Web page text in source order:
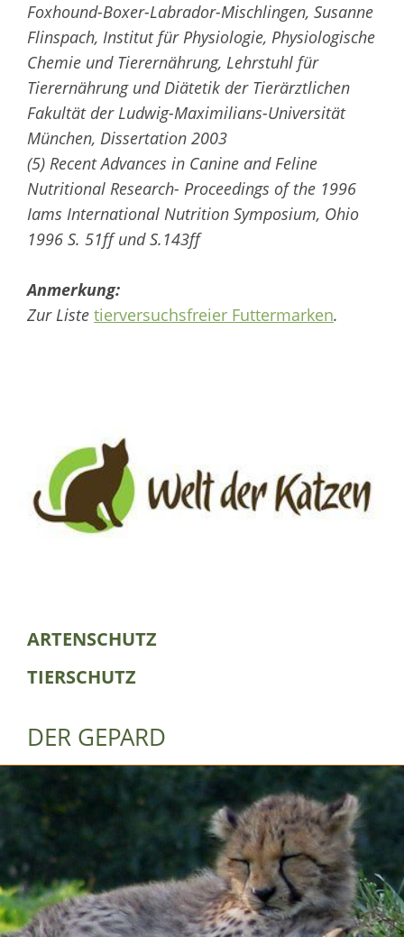
Foxhound-Boxer-Labrador-Mischlingen, Susanne
Flinspach, Institut für Physiologie, Physiologische
Chemie und Tierernährung, Lehrstuhl für
Tierernährung und Diätetik der Tierärztlichen
Fakultät der Ludwig-Maximilians-Universität
München, Dissertation 2003
(5) Recent Advances in Canine and Feline
Nutritional Research- Proceedings of the 1996
Iams International Nutrition Symposium, Ohio
1996 S. 51ff und S.143ff
Anmerkung:
Zur Liste tierversuchsfreier Futtermarken.
ARTENSCHUTZ
TIERSCHUTZ
DER GEPARD